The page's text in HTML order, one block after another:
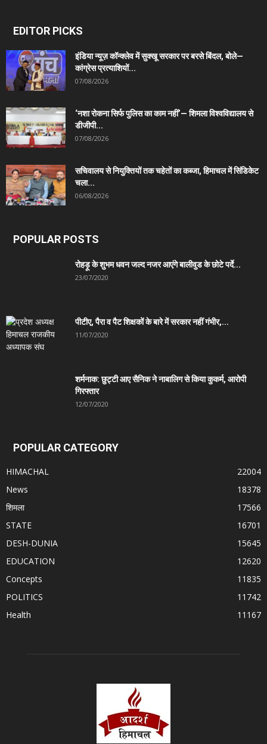
EDITOR PICKS
इंडिया न्यूज़ कॉन्क्लेव में सुक्खू सरकार पर बरसे बिंदल, बोले—
कांग्रेस प्रत्याशियों...
07/08/2026
‘नशा रोकना सिर्फ पुलिस का काम नहीं’— शिमला विश्वविद्यालय से
डीजीपी...
07/08/2026
सचिवालय से नियुक्तियों तक चहेतों का कब्जा, हिमाचल में सिंडिकेट
चला...
06/08/2026
POPULAR POSTS
रोहड़ू के शुभम धवन जल्द नजर आएंगे बालीवुड के छोटे पर्दे...
23/07/2020
पीटीए, पैरा व पैट शिक्षकों के बारे में सरकार नहीं गंभीर,...
11/07/2020
शर्मनाक: छुट्टी आए सैनिक ने नाबालिग से किया कुकर्म, आरोपी
गिरफ्तार
12/07/2020
POPULAR CATEGORY
HIMACHAL
22004
News
18378
शिमला
17566
STATE
16701
DESH-DUNIA
15645
EDUCATION
12620
Concepts
11835
POLITICS
11742
Health
11167